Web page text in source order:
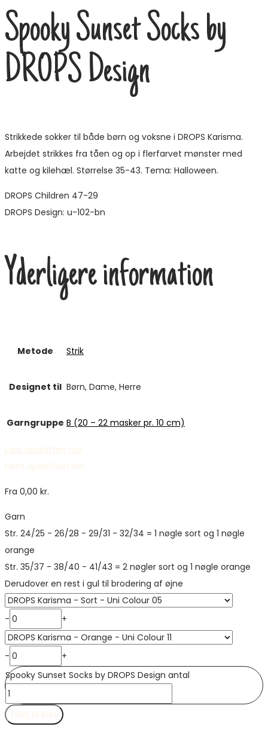
Spooky Sunset Socks by
DROPS Design
Strikkede sokker til både børn og voksne i DROPS Karisma.
Arbejdet strikkes fra tåen og op i flerfarvet mønster med
katte og kilehæl. Størrelse 35-43. Tema: Halloween.
DROPS Children 47-29
DROPS Design: u-102-bn
Yderligere information
Metode Strik
Designet til Børn, Dame, Herre
Garngruppe B (20 – 22 masker pr. 10 cm)
Læs opskriften her
Hent opskriften her
Fra 0,00 kr.
Garn
Str. 24/25 - 26/28 - 29/31 - 32/34 = 1 nøgle sort og 1 nøgle
orange
Str. 35/37 - 38/40 - 41/43 = 2 nøgler sort og 1 nøgle orange
Derudover en rest i gul til brodering af øjne
- +
-
+
Spooky Sunset Socks by DROPS Design antal
Tilføj til kurv